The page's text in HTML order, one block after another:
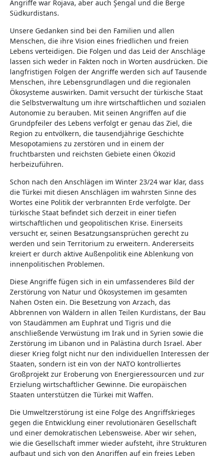
Angriffe war Rojava, aber auch Şengal und die Berge
Südkurdistans.
Unsere Gedanken sind bei den Familien und allen
Menschen, die ihre Vision eines friedlichen und freien
Lebens verteidigen. Die Folgen und das Leid der Anschläge
lassen sich weder in Fakten noch in Worten ausdrücken. Die
langfristigen Folgen der Angriffe werden sich auf Tausende
Menschen, ihre Lebensgrundlagen und die regionalen
Ökosysteme auswirken. Damit versucht der türkische Staat
die Selbstverwaltung um ihre wirtschaftlichen und sozialen
Autonomie zu berauben. Mit seinen Angriffen auf die
Grundpfeiler des Lebens verfolgt er genau das Ziel, die
Region zu entvölkern, die tausendjährige Geschichte
Mesopotamiens zu zerstören und in einem der
fruchtbarsten und reichsten Gebiete einen Ökozid
herbeizuführen.
Schon nach den Anschlägen im Winter 23/24 war klar, dass
die Türkei mit diesen Anschlägen im wahrsten Sinne des
Wortes eine Politik der verbrannten Erde verfolgte. Der
türkische Staat befindet sich derzeit in einer tiefen
wirtschaftlichen und geopolitischen Krise. Einerseits
versucht er, seinen Besatzungsansprüchen gerecht zu
werden und sein Territorium zu erweitern. Andererseits
kreiert er durch aktive Außenpolitik eine Ablenkung von
innenpolitischen Problemen.
Diese Angriffe fügen sich in ein umfassenderes Bild der
Zerstörung von Natur und Ökosystemen im gesamten
Nahen Osten ein. Die Besetzung von Arzach, das
Abbrennen von Wäldern in allen Teilen Kurdistans, der Bau
von Staudämmen am Euphrat und Tigris und die
anschließende Verwüstung im Irak und in Syrien sowie die
Zerstörung im Libanon und in Palästina durch Israel. Aber
dieser Krieg folgt nicht nur den individuellen Interessen der
Staaten, sondern ist ein von der NATO kontrolliertes
Großprojekt zur Eroberung von Energieressourcen und zur
Erzielung wirtschaftlicher Gewinne. Die europäischen
Staaten unterstützen die Türkei mit Waffen.
Die Umweltzerstörung ist eine Folge des Angriffskrieges
gegen die Entwicklung einer revolutionären Gesellschaft
und einer demokratischen Lebensweise. Aber wir sehen,
wie die Gesellschaft immer wieder aufsteht, ihre Strukturen
aufbaut und sich von den Angriffen auf ein freies Leben